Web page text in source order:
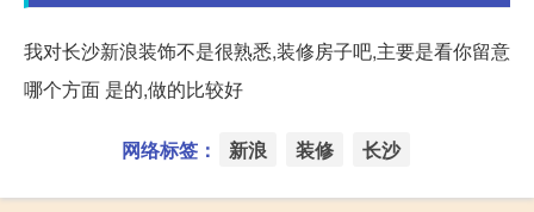
我对长沙新浪装饰不是很熟悉,装修房子吧,主要是看你留意
哪个方面 是的,做的比较好
网络标签： 新浪 装修 长沙